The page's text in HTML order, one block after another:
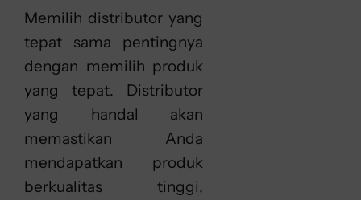
Memilih distributor yang
tepat sama pentingnya
dengan memilih produk
yang tepat. Distributor
yang handal akan
memastikan Anda
mendapatkan produk
berkualitas tinggi,